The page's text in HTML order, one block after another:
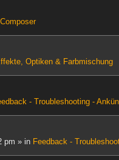
Optiken & Farbmischung
- Troubleshooting -
pm » in Feedback -